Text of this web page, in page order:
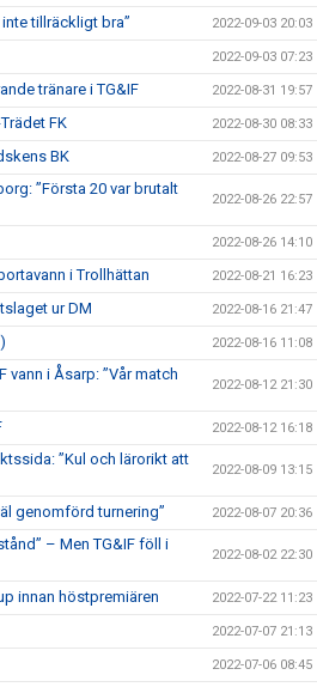
tillräckligt bra” 2022-09-03 20:03
2022-09-03 07:23
tränare i TG&IF 2022-08-31 19:57
FK 2022-08-30 08:33
BK 2022-08-27 09:53
”Första 20 var brutalt
2022-08-26 22:57
2022-08-26 14:10
i Trollhättan 2022-08-21 16:23
ur DM 2022-08-16 21:47
2022-08-16 11:08
vann i Åsarp: ”Vår match
2022-08-12 21:30
2022-08-12 16:18
”Kul och lärorikt att
2022-08-09 13:15
genomförd turnering” 2022-08-07 20:36
– Men TG&IF föll i
2022-08-02 22:30
innan höstpremiären 2022-07-22 11:23
2022-07-07 21:13
2022-07-06 08:45